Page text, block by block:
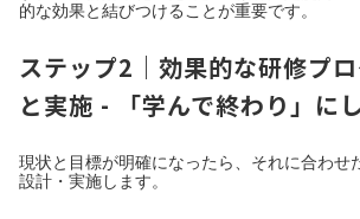
的な効果と結びつけることが重要です。
ステップ2｜効果的な研修プ
と実施 - 「学んで終わり」に
現状と目標が明確になったら、それに合わせ
設計・実施します。